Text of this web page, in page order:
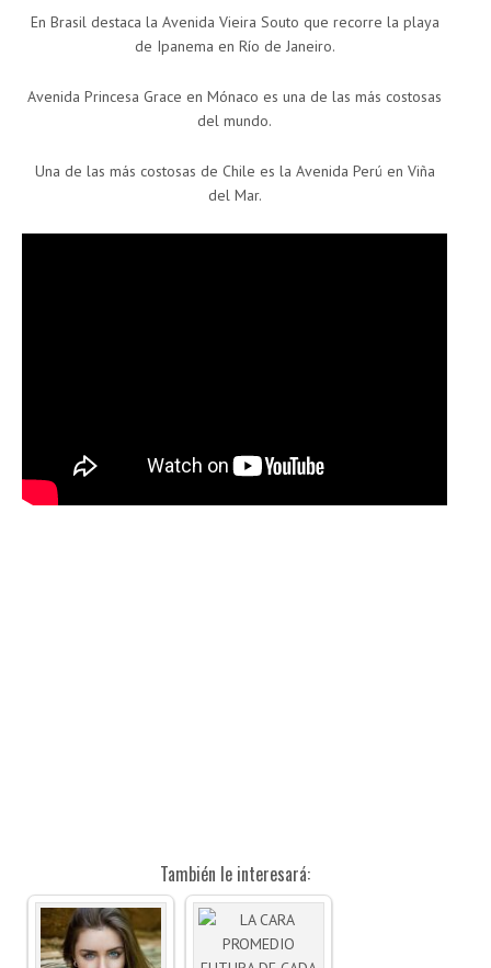
En Brasil destaca la Avenida Vieira Souto que recorre la playa
de Ipanema en Río de Janeiro.
Avenida Princesa Grace en Mónaco es una de las más costosas
del mundo.
Una de las más costosas de Chile es la Avenida Perú en Viña
del Mar.
También le interesará: